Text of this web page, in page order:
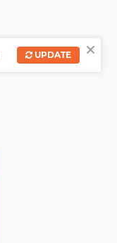
×
UPDATE